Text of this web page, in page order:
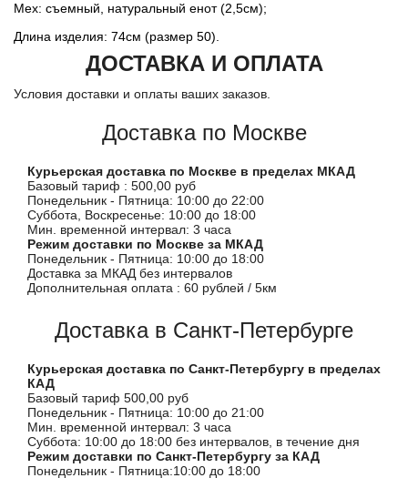
Мех: съемный, натуральный енот (2,5см);
Длина изделия: 74см (размер 50).
ДОСТАВКА И ОПЛАТА
Условия доставки и оплаты ваших заказов.
Доставка по Москве
Курьерская доставка по Москве в пределах МКАД
Базовый тариф : 500,00 руб
Понедельник - Пятница: 10:00 до 22:00
Суббота, Воскресенье: 10:00 до 18:00
Мин. временной интервал: 3 часа
Режим доставки по Москве за МКАД
Понедельник - Пятница: 10:00 до 18:00
Доставка за МКАД без интервалов
Дополнительная оплата : 60 рублей / 5км
Доставка в Санкт-Петербурге
Курьерская доставка по Санкт-Петербургу в пределах
КАД
Базовый тариф 500,00 руб
Понедельник - Пятница: 10:00 до 21:00
Мин. временной интервал: 3 часа
Суббота: 10:00 до 18:00 без интервалов, в течение дня
Режим доставки по Санкт-Петербургу за КАД
Понедельник - Пятница:10:00 до 18:00